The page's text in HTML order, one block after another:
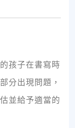
孩子在書寫時
分出現問題，
並給予適當的